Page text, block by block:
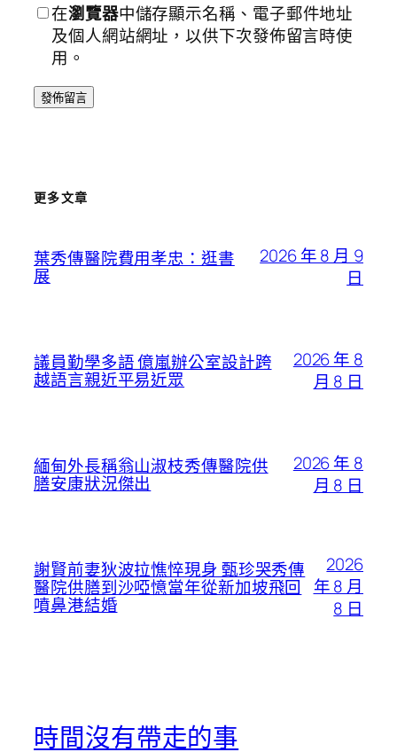
在瀏覽器中儲存顯示名稱、電子郵件地址
及個人網站網址，以供下次發佈留言時使
用。
更多文章
葉秀傳醫院費用孝忠：逛書
展
2026 年 8 月 9
日
議員勤學多語 億嵐辦公室設計跨
越語言親近平易近眾
2026 年 8
月 8 日
緬甸外長稱翁山淑枝秀傳醫院供
膳安康狀況傑出
2026 年 8
月 8 日
謝賢前妻狄波拉憔悴現身 甄珍哭秀傳
醫院供膳到沙啞憶當年從新加坡飛回
噴鼻港結婚
2026
年 8 月
8 日
時間沒有帶走的事